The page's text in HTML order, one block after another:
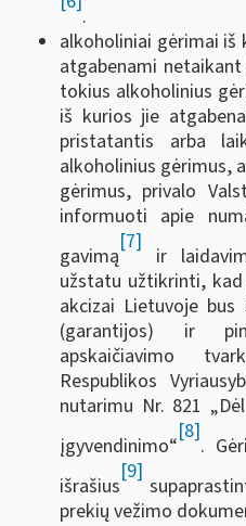
.
alkoholiniai gėrimai iš
atgabenami
tokius alkoholinius
iš kurios jie
pristatantis arba
alkoholinius gėrimus,
gėrimus, privalo
informuoti apie
gavimą
[7]
ir
užstatu užtikrinti,
akcizai Lietuvoje
(garantijos) ir
apskaičiavimo
Respublikos
nutarimu Nr. 821
įgyvendinimo“
[8]
.
išrašius
[9]
prekių vežimo